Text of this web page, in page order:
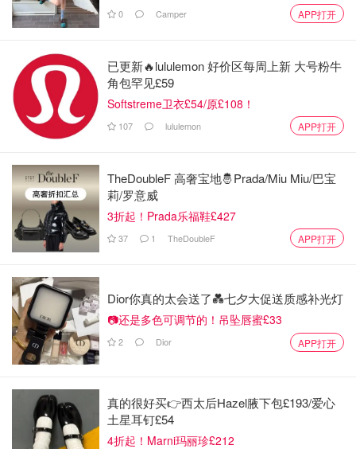
分子较大，渗透性减弱，刺激性降低，尽管剥脱角质的效果
有所降低，但增加了保湿、抗氧化和增强皮肤屏障的效果。
第三代果酸
【代表成分】乳糖酸 | Lactobionic Acid
0 Camper APP打开
已更新🔥lululemon 好价区每周上新 大号粉牛
角包罕见£59
Softstreme卫衣£54/原£108！
107 lululemon APP打开
TheDoubleF 高奢宝地🤴Prada/Miu Miu/巴宝
莉/罗意威
3折起！Prada乐福鞋£427
37 1 TheDoubleF APP打开
Dior你真的太会送了💑七夕大促送质感补光灯
📷还是多色可调节的！吊坠唇蜜£33
2 Dior APP打开
真的很好买👉西太后Hazel腋下包£193/爱心
土星耳钉£54
4折起！Marni玛丽珍£212